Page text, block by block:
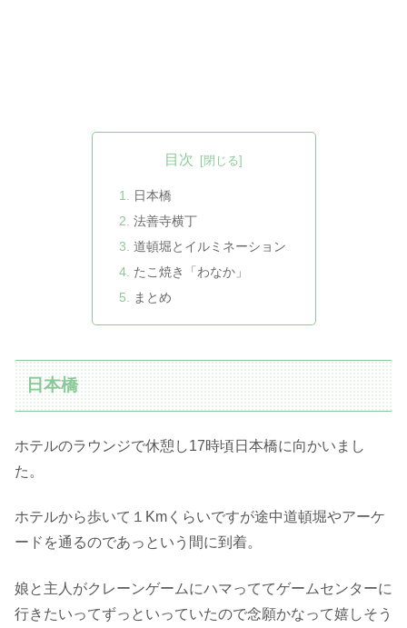
目次
日本橋
法善寺横丁
道頓堀とイルミネーション
たこ焼き「わなか」
まとめ
日本橋
ホテルのラウンジで休憩し17時頃日本橋に向かいまし
た。
ホテルから歩いて１Kmくらいですが途中道頓堀やアーケ
ードを通るのであっという間に到着。
娘と主人がクレーンゲームにハマっててゲームセンターに
行きたいってずっといっていたので念願かなって嬉しそう